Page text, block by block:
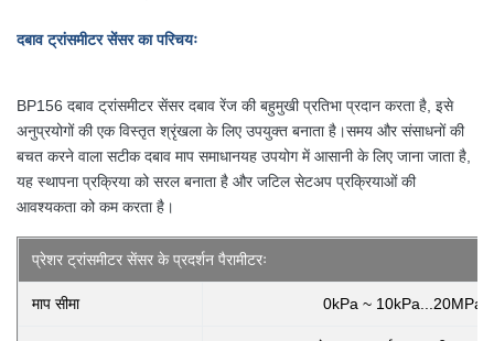
दबाव ट्रांसमीटर सेंसर का परिचयः
BP156 दबाव ट्रांसमीटर सेंसर दबाव रेंज की बहुमुखी प्रतिभा प्रदान करता है, इसे
अनुप्रयोगों की एक विस्तृत श्रृंखला के लिए उपयुक्त बनाता है।समय और संसाधनों की
बचत करने वाला सटीक दबाव माप समाधानयह उपयोग में आसानी के लिए जाना जाता है,
यह स्थापना प्रक्रिया को सरल बनाता है और जटिल सेटअप प्रक्रियाओं की
आवश्यकता को कम करता है।
प्रेशर ट्रांसमीटर सेंसर के प्रदर्शन पैरामीटरः
माप सीमा 0kPa ~ 10kPa...20MPa